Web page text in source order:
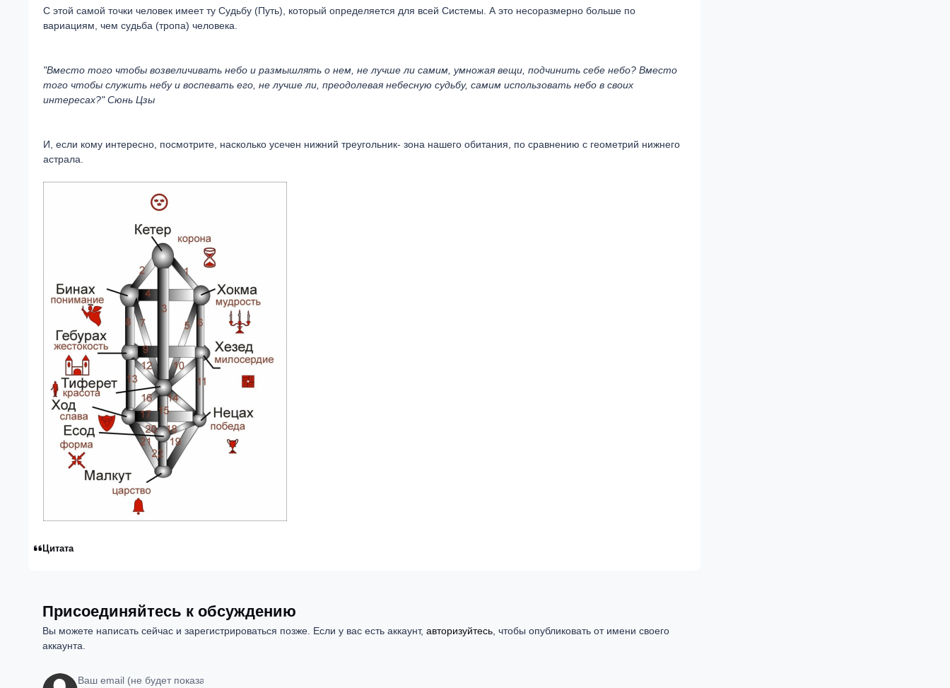
С этой самой точки человек имеет ту Судьбу (Путь), который определяется для всей Системы. А это несоразмерно больше по
вариациям, чем судьба (тропа) человека.
"Вместо того чтобы возвеличивать небо и размышлять о нем, не лучше ли самим, умножая вещи, подчинить себе небо? Вместо
того чтобы служить небу и воспевать его, не лучше ли, преодолевая небесную судьбу, самим использовать небо в своих
интересах?" Сюнь Цзы
И, если кому интересно, посмотрите, насколько усечен нижний треугольник- зона нашего обитания, по сравнению с геометрий нижнего
астрала.
Цитата
Присоединяйтесь к обсуждению
Вы можете написать сейчас и зарегистрироваться позже. Если у вас есть аккаунт, авторизуйтесь, чтобы опубликовать от имени своего
аккаунта.